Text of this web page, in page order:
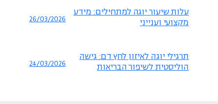
עלות שיעור יוגה למתחילים: מידע
מקצועי וענייני
26/03/2026
תרגילי יוגה לאיזון לחץ דם: גישה
הוליסטית לשיפור הבריאות
24/03/2026